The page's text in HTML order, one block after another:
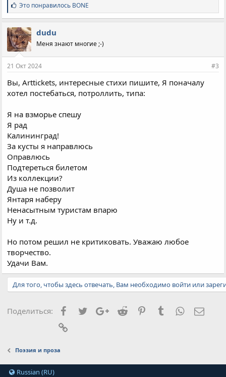
С
и
м
п
а
т
и
:
Это понравилось BONE
dudu
Меня знают многие ;-)
21 Окт 2024 #3
Вы, Arttickets, интересные стихи пишите, Я поначалу
хотел постебаться, потроллить, типа:
Я на взморье спешу
Я рад
Калининград!
За кусты я направлюсь
Оправлюсь
Подтереться билетом
Из коллекции?
Душа не позволит
Янтаря наберу
Ненасытным туристам впарю
Ну и т.д.
Но потом решил не критиковать. Уважаю любое
творчество.
Удачи Вам.
Для того, чтобы здесь отвечать, Вам необходимо войти или
Поделиться: Facebook
TwitterGoogle+
Reddit PinterestTumblrWhatsApp
Поэзия и проза
Russian (RU)